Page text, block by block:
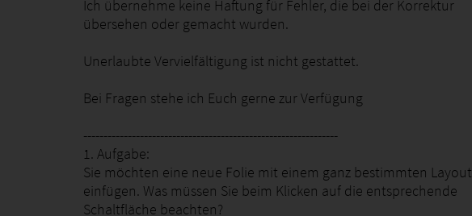
Ich übernehme keine Haftung für Fehler, die bei der Korrektur
übersehen oder gemacht wurden.
Unerlaubte Vervielfältigung ist nicht gestattet.
Bei Fragen stehe ich Euch gerne zur Verfügung
---------------------------------------------------------------
1. Aufgabe:
Sie möchten eine neue Folie mit einem ganz bestimmten Layout
einfügen. Was müssen Sie beim Klicken auf die entsprechende
Schaltfläche beachten?